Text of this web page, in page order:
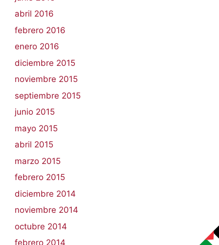
abril 2016
febrero 2016
enero 2016
diciembre 2015
noviembre 2015
septiembre 2015
junio 2015
mayo 2015
abril 2015
marzo 2015
febrero 2015
diciembre 2014
noviembre 2014
octubre 2014
febrero 2014